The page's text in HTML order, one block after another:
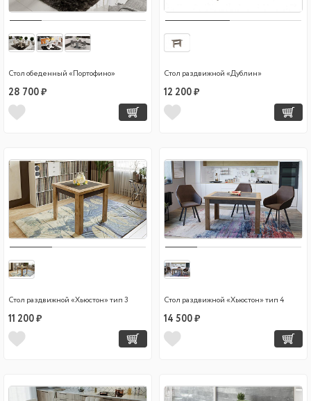
Стол обеденный «Портофино»
28 700 ₽
Стол раздвижной «Дублин»
12 200 ₽
Стол раздвижной «Хьюстон» тип 3
11 200 ₽
Стол раздвижной «Хьюстон» тип 4
14 500 ₽